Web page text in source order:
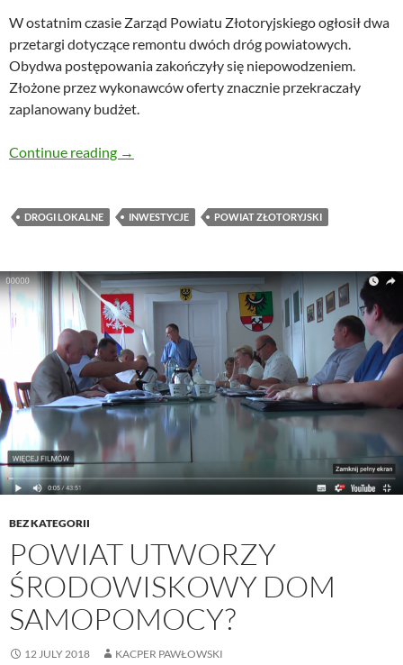
W ostatnim czasie Zarząd Powiatu Złotoryjskiego ogłosił dwa
przetargi dotyczące remontu dwóch dróg powiatowych.
Obydwa postępowania zakończyły się niepowodzeniem.
Złożone przez wykonawców oferty znacznie przekraczały
zaplanowany budżet.
Continue reading Fiasko przetargów na remont dróg
→
DROGI LOKALNE INWESTYCJE POWIAT ZŁOTORYJSKI
BEZ KATEGORII
POWIAT UTWORZY
ŚRODOWISKOWY DOM
SAMOPOMOCY?
12 JULY 2018 KACPER PAWŁOWSKI